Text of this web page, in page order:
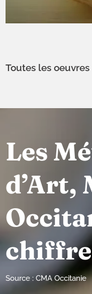
Toutes les oeuvres
Les
d’Art,
Source : CMA Occitanie